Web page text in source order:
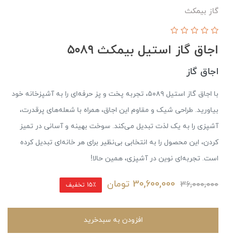
گاز بیمکث
اجاق گاز استیل بیمکث ۵۰۸۹
اجاق گاز
با اجاق گاز استیل ۵۰۸۹، تجربه پخت و پز حرفه‌ای را به آشپزخانه خود
بیاورید. طراحی شیک و مقاوم این اجاق، همراه با شعله‌های پرقدرت،
آشپزی را به یک لذت تبدیل می‌کند. سوخت بهینه و آسانی در تمیز
کردن، این محصول را به انتخابی بی‌نظیر برای هر خانه‌ای تبدیل کرده
است. تجربه‌ای نوین در آشپزی، همین حالا!
36,000,000
30,600,000 تومان 15٪ تخفیف
افزودن به سبدخرید